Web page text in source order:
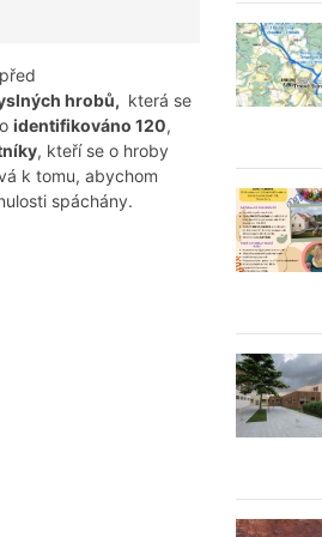
hrobů, která se
identifikováno 120,
, kteří se o hroby
k tomu, abychom
spáchány.